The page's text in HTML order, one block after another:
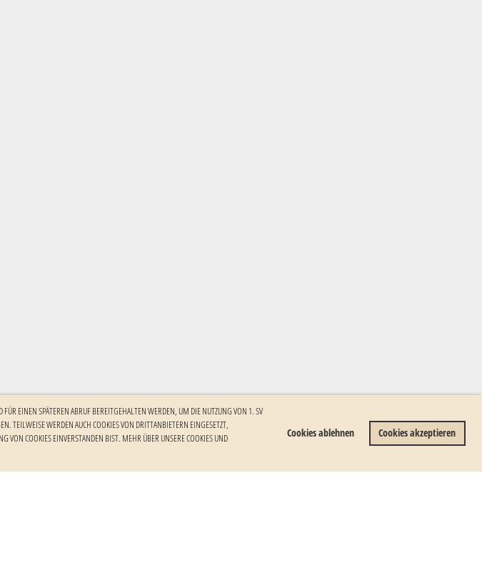
EINEN SPÄTEREN ABRUF BEREITGEHALTEN WERDEN, UM DIE NUTZUNG VON 1. SV
TEILWEISE WERDEN AUCH COOKIES VON DRITTANBIETERN EINGESETZT, I
COOKIES EINVERSTANDEN BIST. MEHR ÜBER UNSERE COOKIES UND W
Cookies ablehnen Cookies akzeptieren